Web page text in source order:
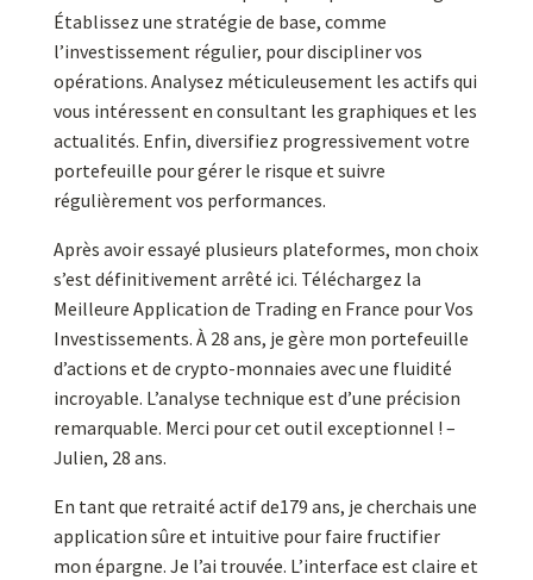
Établissez une stratégie de base, comme
l’investissement régulier, pour discipliner vos
opérations. Analysez méticuleusement les actifs qui
vous intéressent en consultant les graphiques et les
actualités. Enfin, diversifiez progressivement votre
portefeuille pour gérer le risque et suivre
régulièrement vos performances.
Après avoir essayé plusieurs plateformes, mon choix
s’est définitivement arrêté ici. Téléchargez la
Meilleure Application de Trading en France pour Vos
Investissements. À 28 ans, je gère mon portefeuille
d’actions et de crypto-monnaies avec une fluidité
incroyable. L’analyse technique est d’une précision
remarquable. Merci pour cet outil exceptionnel ! –
Julien, 28 ans.
En tant que retraité actif de179 ans, je cherchais une
application sûre et intuitive pour faire fructifier
mon épargne. Je l’ai trouvée. L’interface est claire et